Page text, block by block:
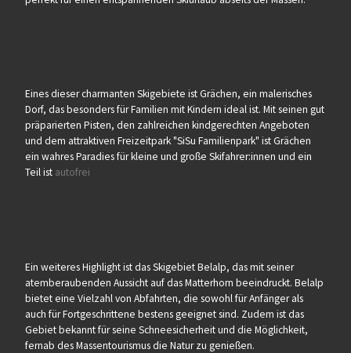
Eines dieser charmanten Skigebiete ist Grächen, ein malerisches
Dorf, das besonders für Familien mit Kindern ideal ist. Mit seinen gut
präparierten Pisten, den zahlreichen kindgerechten Angeboten
und dem attraktiven Freizeitpark "SiSu Familienpark" ist Grächen
ein wahres Paradies für kleine und große Skifahrer:innen und ein
Teil ist autofrei
Ein weiteres Highlight ist das Skigebiet Belalp, das mit seiner
atemberaubenden Aussicht auf das Matterhorn beeindruckt. Belalp
bietet eine Vielzahl von Abfahrten, die sowohl für Anfänger als
auch für Fortgeschrittene bestens geeignet sind. Zudem ist das
Gebiet bekannt für seine Schneesicherheit und die Möglichkeit,
fernab des Massentourismus die Natur zu genießen.